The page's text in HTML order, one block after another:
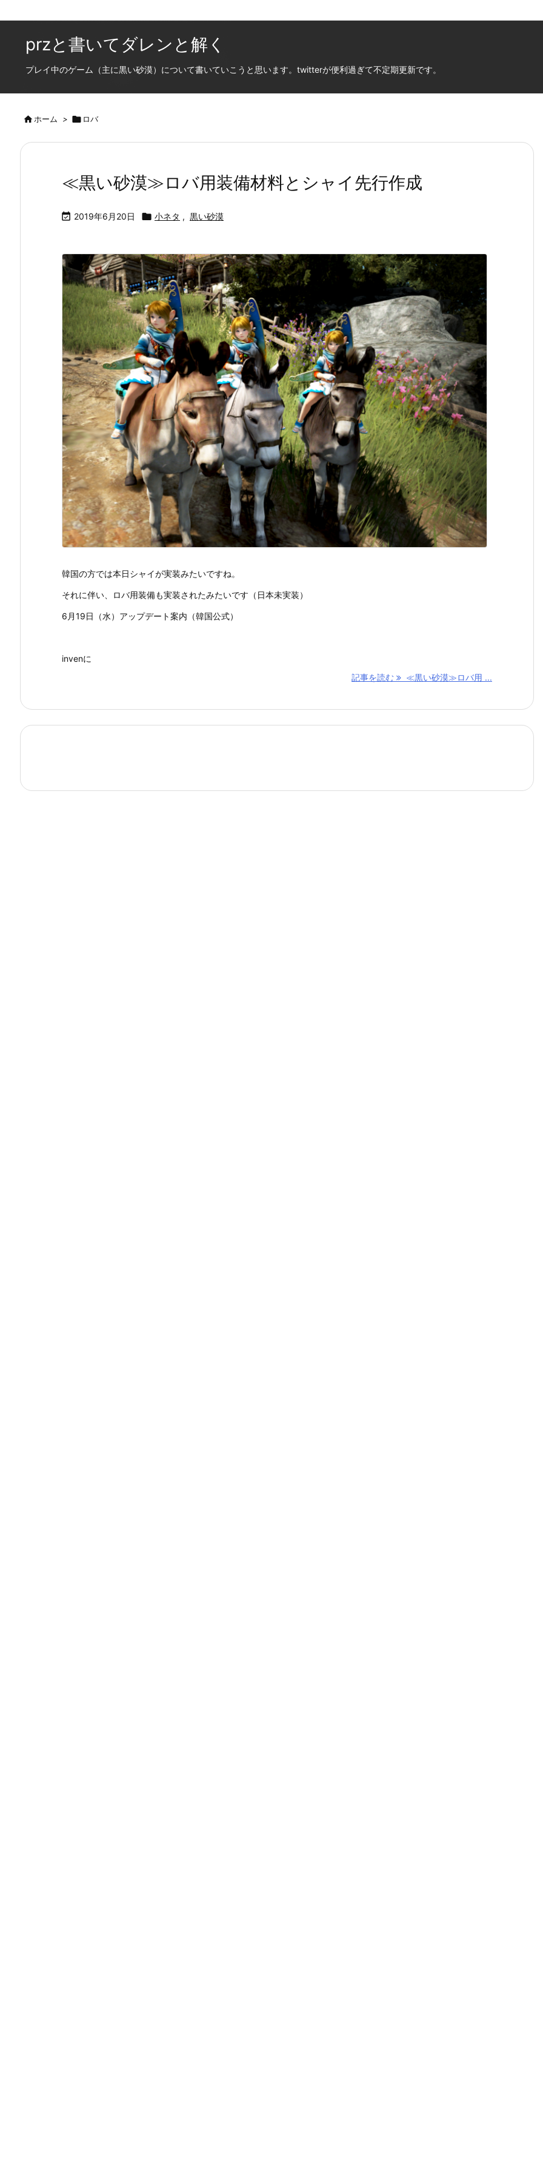
przと書いてダレンと解く
プレイ中のゲーム（主に黒い砂漠）について書いていこうと思います。twitterが便利過ぎて不定期更新です。
ホーム >  ロバ
≪黒い砂漠≫ロバ用装備材料とシャイ先行作成
 2019年6月20日  小ネタ , 黒い砂漠
韓国の方では本日シャイが実装みたいですね。
それに伴い、ロバ用装備も実装されたみたいです（日本未実装）
6月19日（水）アップデート案内（韓国公式）
invenに
記事を読む
≪黒い砂漠≫ロバ用 ...